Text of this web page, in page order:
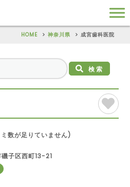
HOME 神奈川県 成宮歯科医院
検索
数が足りていません)
子区西町13-21